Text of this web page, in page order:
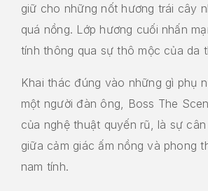
giữ cho những nốt hương trái cây
quá nồng. Lớp hương cuối nhấn
tính thông qua sự thô mộc của da
Khai thác đúng vào những gì phụ
một người đàn ông, Boss The
của nghệ thuật quyến rũ, là sự
giữa cảm giác ấm nồng và phong
nam tính.